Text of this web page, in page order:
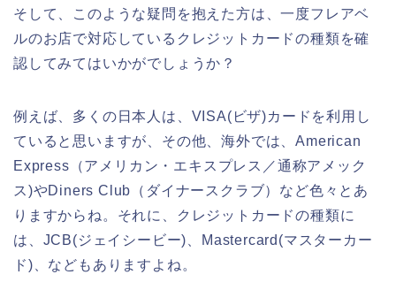
そして、このような疑問を抱えた方は、一度フレアベ
ルのお店で対応しているクレジットカードの種類を確
認してみてはいかがでしょうか？
例えば、多くの日本人は、VISA(ビザ)カードを利用し
ていると思いますが、その他、海外では、American
Express（アメリカン・エキスプレス／通称アメック
ス)やDiners Club（ダイナースクラブ）など色々とあ
りますからね。それに、クレジットカードの種類に
は、JCB(ジェイシービー)、Mastercard(マスターカー
ド)、などもありますよね。